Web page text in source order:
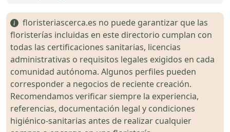
floristeriascerca.es no puede garantizar que las
floristerías incluidas en este directorio cumplan con
todas las certificaciones sanitarias, licencias
administrativas o requisitos legales exigidos en cada
comunidad autónoma. Algunos perfiles pueden
corresponder a negocios de reciente creación.
Recomendamos verificar siempre la experiencia,
referencias, documentación legal y condiciones
higiénico-sanitarias antes de realizar cualquier